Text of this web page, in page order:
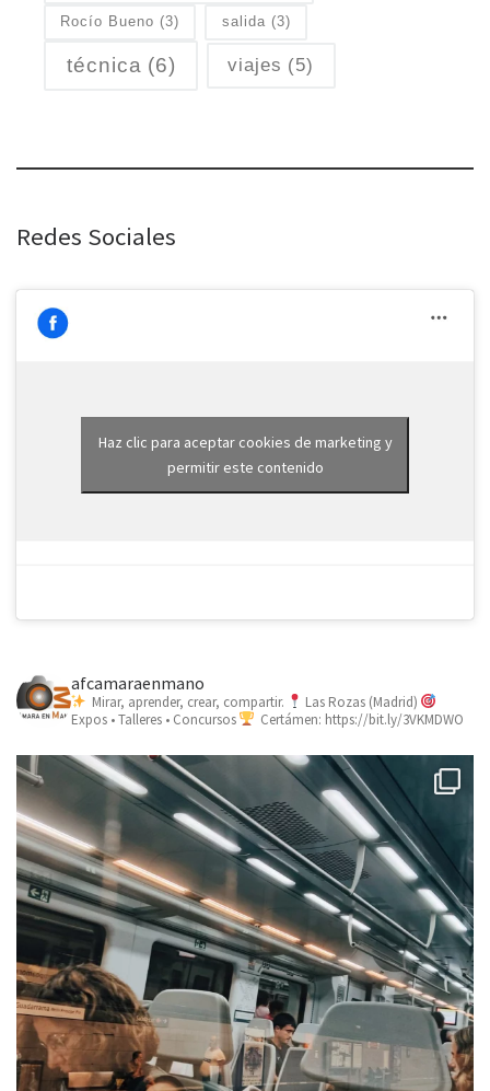
Rocío Bueno (3) salida (3)
técnica (6) viajes (5)
Redes Sociales
Haz clic para aceptar cookies de marketing y
permitir este contenido
afcamaraenmano
Mirar, aprender, crear, compartir.
Las Rozas (Madrid)
Expos • Talleres • Concursos
Certámen: https://bit.ly/3VKMDWO